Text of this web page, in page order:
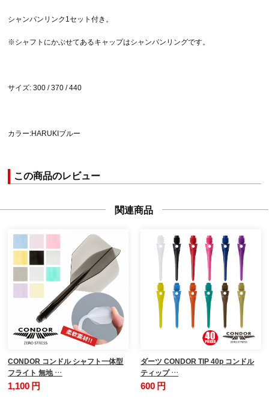
シャンパンリンク1セット付き。
※シャフトにかぶせてあるキャップはシャンパンリングです。
サイズ: 300 / 370 / 440
カラー:HARUKIブルー
この商品のレビュー
関連商品
CONDOR コンドル シャフト一体型
フライト 無地 …
1,100 円
ダーツ CONDOR TIP 40p コンドル
ティップ …
600 円